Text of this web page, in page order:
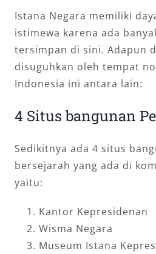
Istana Negara memiliki
istimewa karena ada
tersimpan di sini. Adapun
disuguhkan oleh tempat
Indonesia ini antara lain:
4 Situs bangunan
Sedikitnya ada 4 situs
bersejarah yang ada di
yaitu:
Kantor Kepresidenan
Wisma Negara
Museum Istana